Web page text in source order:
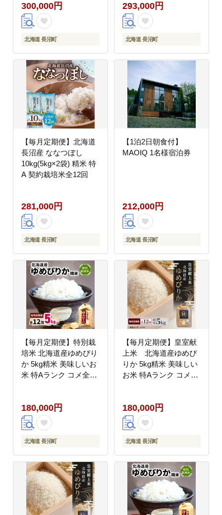
300,000円
北海道 長沼町
293,000円
北海道 長沼町
【毎月定期便】北海道
長沼産 ななつぼし
10kg(5kg×2袋) 精米 特
A 契約栽培米全12回
281,000円
北海道 長沼町
【1泊2日朝食付】
MAOIQ 1名様宿泊券
212,000円
北海道 長沼町
【毎月定期便】特別栽
培米 北海道産ゆめぴり
か 5kg精米 美味しいお
米 特Aランク コメ全12
180,000円
北海道 長沼町
【毎月定期便】皇室献
上米 北海道産ゆめぴ
りか 5kg精米 美味しい
お米 特Aランク コメ全
180,000円
北海道 長沼町